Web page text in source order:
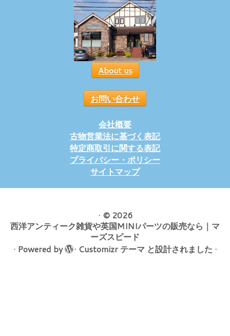
About us
お問い合わせ
会社概要
古物営業法に基づく表記
特定商取引に関する表記
プライバシー・ポリシー
サイトマップ
· © 2026
西洋アンティーク雑貨や英国MINIパーツの販売なら｜マ
ーズスピード
· Powered by · Customizr テーマ と設計されました ·